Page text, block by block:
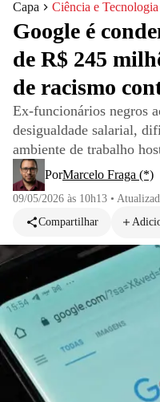
Capa Ciência e Tecnologia
Google é
de R$ 245
de racismo
Ex-funcionários negros
desigualdade salarial,
ambiente de trabalho
PorMarcelo Fraga (*)
09/05/2026 às 10h13 •
Compartilhar